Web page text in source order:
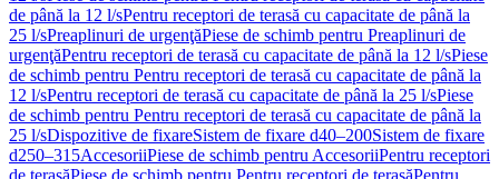
de până la 12 l/sPentru receptori de terasă cu capacitate de până la
25 l/sPreaplinuri de urgenţăPiese de schimb pentru Preaplinuri de
urgenţăPentru receptori de terasă cu capacitate de până la 12 l/sPiese
de schimb pentru Pentru receptori de terasă cu capacitate de până la
12 l/sPentru receptori de terasă cu capacitate de până la 25 l/sPiese
de schimb pentru Pentru receptori de terasă cu capacitate de până la
25 l/sDispozitive de fixareSistem de fixare d40–200Sistem de fixare
d250–315AccesoriiPiese de schimb pentru AccesoriiPentru receptori
de terasăPiese de schimb pentru Pentru receptori de terasăPentru